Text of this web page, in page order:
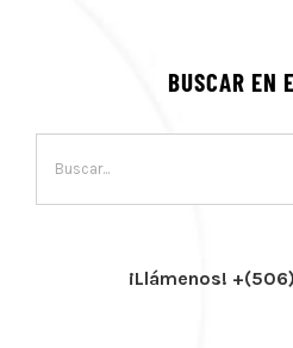
BUSCAR EN
¡Llámenos!